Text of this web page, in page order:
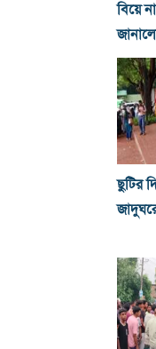
বিয়ে
ছুটির